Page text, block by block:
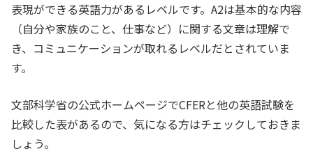
表現ができる英語力があるレベルです。A2は基本的な内容
（自分や家族のこと、仕事など）に関する文章は理解で
き、コミュニケーションが取れるレベルだとされていま
す。
文部科学省の公式ホームページでCFERと他の英語試験を
比較した表があるので、気になる方はチェックしておきま
しょう。